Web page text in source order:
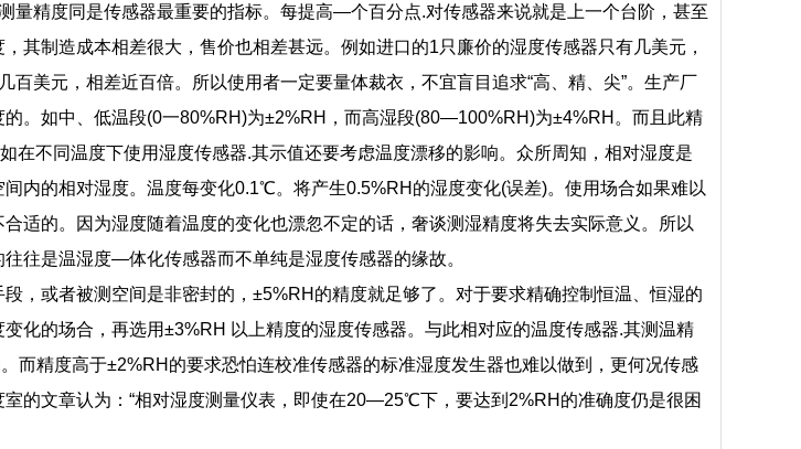
量精度同是传感器最重要的指标。每提高—个百分点.对传感器来说就是上一个台阶，甚至
其制造成本相差很大，售价也相差甚远。例如进口的1只廉价的湿度传感器只有几美元，
百美元，相差近百倍。所以使用者一定要量体裁衣，不宜盲目追求“高、精、尖”。生产厂
。如中、低温段(0一80%RH)为±2%RH，而高湿段(80—100%RH)为±4%RH。而且此精
在不同温度下使用湿度传感器.其示值还要考虑温度漂移的影响。众所周知，相对湿度是
内的相对湿度。温度每变化0.1℃。将产生0.5%RH的湿度变化(误差)。使用场合如果难以
适的。因为湿度随着温度的变化也漂忽不定的话，奢谈测湿精度将失去实际意义。所以
往是温湿度—体化传感器而不单纯是湿度传感器的缘故。
，或者被测空间是非密封的，±5%RH的精度就足够了。对于要求精确控制恒温、恒湿的
化的场合，再选用±3%RH 以上精度的湿度传感器。与此相对应的温度传感器.其测温精
而精度高于±2%RH的要求恐怕连校准传感器的标准湿度发生器也难以做到，更何况传感
的文章认为：“相对湿度测量仪表，即使在20—25℃下，要达到2%RH的准确度仍是很困